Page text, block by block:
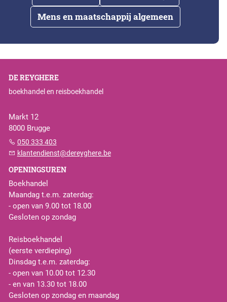
Mens en maatschappij algemeen
DE REYGHERE
boekhandel en reisboekhandel
Markt 12
8000 Brugge
050 333 403
klantendienst@dereyghere.be
OPENINGSUREN
Boekhandel
Maandag t.e.m. zaterdag:
- open van 9.00 tot 18.00
Gesloten op zondag
Reisboekhandel
(eerste verdieping)
Dinsdag t.e.m. zaterdag:
- open van 10.00 tot 12.30
- en van 13.30 tot 18.00
Gesloten op zondag en maandag